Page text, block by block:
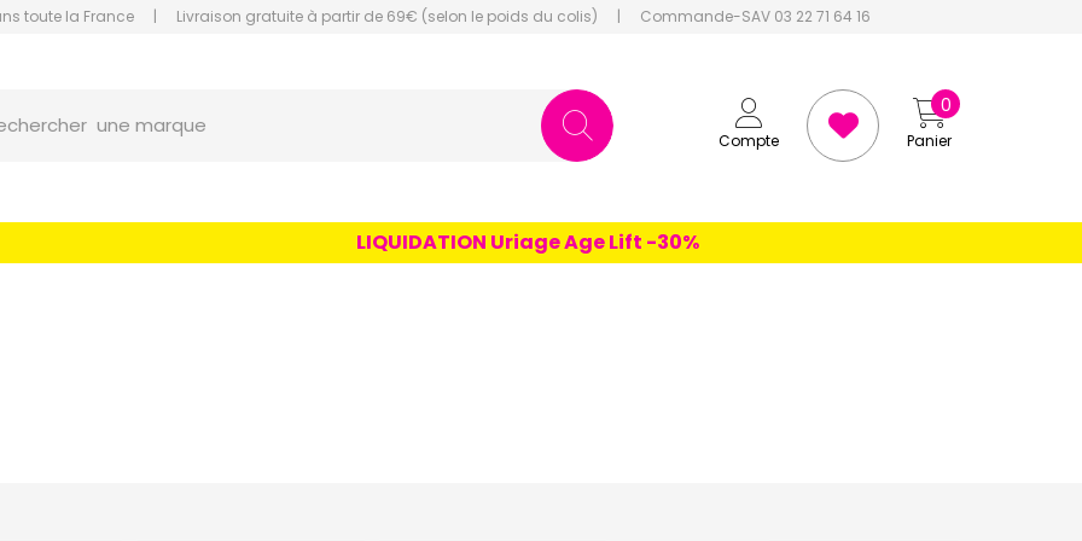
toute la France | Livraison gratuite à partir de 69€ (selon le poids du colis) | Commande-SAV 03 22 71 64 16
Compte Panier
0
LIQUIDATION Uriage Age Lift -30%